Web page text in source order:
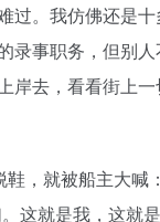
过。我仿佛还是
录事职务，但别
岸去，看看街上
，就被船主大喊
这就是我，这就